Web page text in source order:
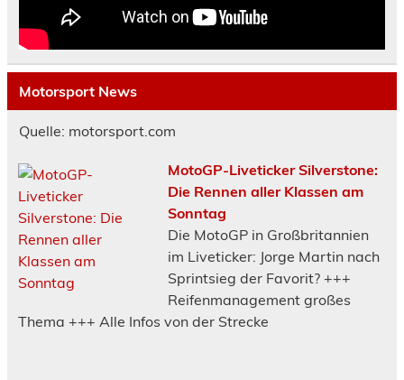
Motorsport News
Quelle: motorsport.com
MotoGP-Liveticker Silverstone:
Die Rennen aller Klassen am
Sonntag
Die MotoGP in Großbritannien
im Liveticker: Jorge Martin nach
Sprintsieg der Favorit? +++
Reifenmanagement großes
Thema +++ Alle Infos von der Strecke